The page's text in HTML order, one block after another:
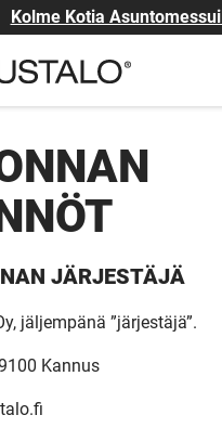
Kolme Kotia
JÄRJESTÄJÄ
jäljempänä ”järjestäjä”.
Kannus